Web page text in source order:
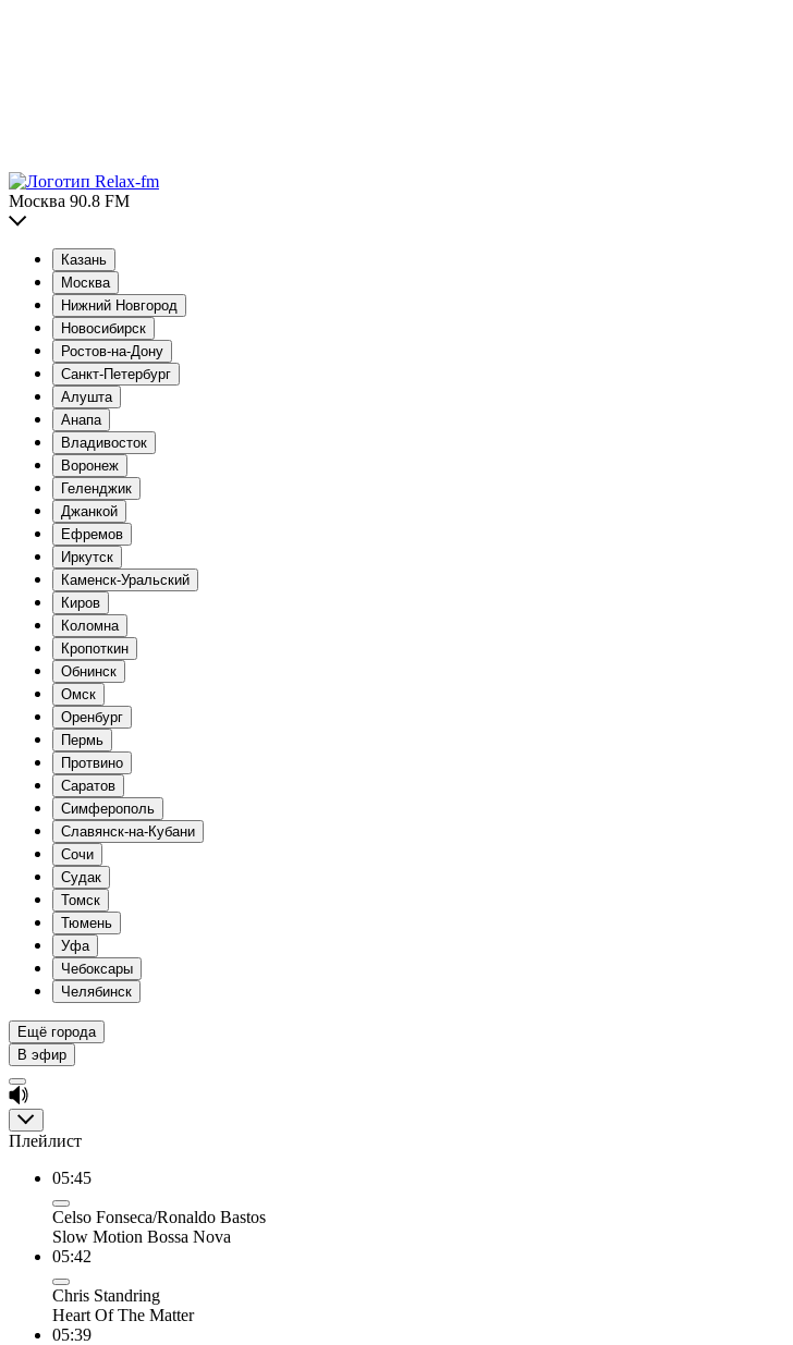
Москва 90.8 FM
Казань
Москва
Нижний Новгород
Новосибирск
Ростов-на-Дону
Санкт-Петербург
Алушта
Анапа
Владивосток
Воронеж
Геленджик
Джанкой
Ефремов
Иркутск
Каменск-Уральский
Киров
Коломна
Кропоткин
Обнинск
Омск
Оренбург
Пермь
Протвино
Саратов
Симферополь
Славянск-на-Кубани
Сочи
Судак
Томск
Тюмень
Уфа
Чебоксары
Челябинск
Ещё города
В эфир
Плейлист
05:45
Celso Fonseca/Ronaldo Bastos
Slow Motion Bossa Nova
05:42
Chris Standring
Heart Of The Matter
05:39